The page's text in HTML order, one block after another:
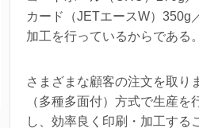
カード（JETエースW）350g
加工を行っているからである。
さまざまな顧客の注文を取り
（多種多面付）方式で生産を
し、効率良く印刷・加工する